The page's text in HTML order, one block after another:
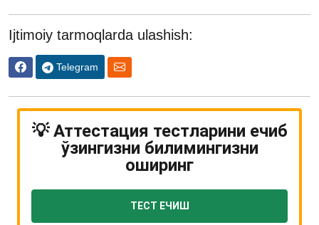
Ijtimoiy tarmoqlarda ulashish:
Telegram
💡 Аттестация тестларини ечиб
ўзингизни билимингизни
оширинг
ТЕСТ ЕЧИШ